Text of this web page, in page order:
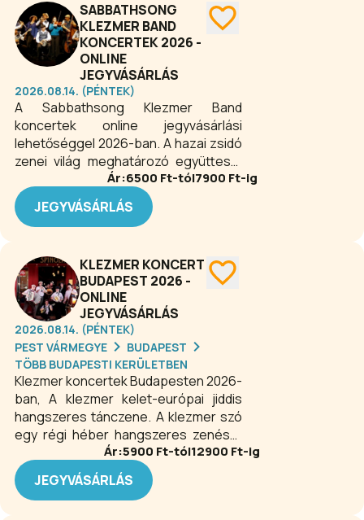
SABBATHSONG
KLEZMER BAND
KONCERTEK 2026 -
ONLINE
JEGYVÁSÁRLÁS
2026.08.14. (PÉNTEK)
A Sabbathsong Klezmer Band
koncertek online jegyvásárlási
lehetőséggel 2026-ban. A hazai zsidó
zenei világ meghatározó együttese.
Színtiszta örömzenét játszanak, a
fellépések alkalmával a néző
részesévé válhat a koncertnek.
énekelhet, táncolhat.
Ár:6500 Ft-tól7900 Ft-ig
JEGYVÁSÁRLÁS
KLEZMER KONCERT
BUDAPEST 2026 -
ONLINE
JEGYVÁSÁRLÁS
2026.08.14. (PÉNTEK)
PEST VÁRMEGYE
BUDAPEST
TÖBB BUDAPESTI KERÜLETBEN
Klezmer koncertek Budapesten 2026-
ban, A klezmer kelet-európai jiddis
hangszeres tánczene. A klezmer szó
egy régi héber hangszeres zenészt
jelentő kifejezésből ered, és főként a
kelet-európai zsidó kultúra népzenei
együtteseire vonatkozik. E zenéről
való ismereteink legfőbb forrása
Ár:5900 Ft-tól12900 Ft-ig
JEGYVÁSÁRLÁS